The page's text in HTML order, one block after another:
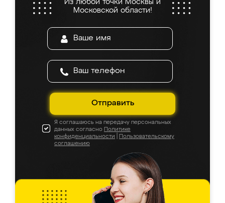
Из любой точки Москвы и
Московской области!
Отправить
Я соглашаюсь на передачу персональных
данных согласно Политике
конфиденциальности
Пользовательскому
соглашению